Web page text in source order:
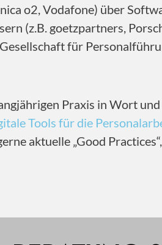
o2, Vodafone) über
(z.B. goetzpartners,
für
Praxis in Wort
Tools für die
aktuelle „Good